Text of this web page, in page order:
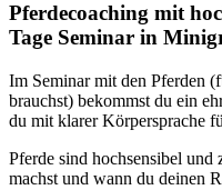
Pferdecoaching mit
Tage Seminar in
Im Seminar mit den Pferden
brauchst) bekommst du ein
du mit klarer Körpersprache
Pferde sind hochsensibel
machst und wann du deinen